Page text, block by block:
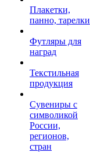
Плакетки,
панно, тарелки
Футляры для
наград
Текстильная
продукция
Сувениры с
символикой
России,
регионов,
стран